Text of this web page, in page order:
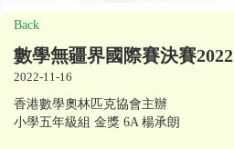
Back
數學無疆界國際賽決賽2022
2022-11-16
香港數學奧林匹克協會主辦
小學五年級組 金獎 6A 楊承朗